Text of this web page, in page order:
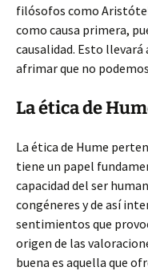
filósofos como
como causa primera,
causalidad. Esto llevará
afrimar que no
La ética de
La ética de Hume
tiene un papel
capacidad del ser
congéneres y de así
sentimientos que
origen de las
buena es aquella que